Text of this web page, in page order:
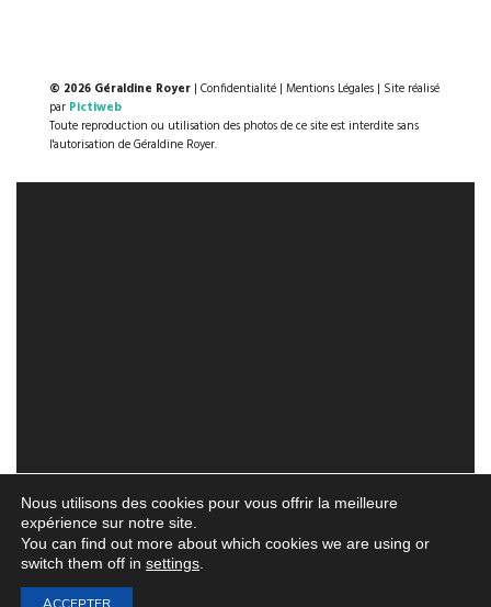
© 2026 Géraldine Royer | Confidentialité | Mentions Légales | Site réalisé
par Pictiweb
Toute reproduction ou utilisation des photos de ce site est interdite sans
l'autorisation de Géraldine Royer.
Nous utilisons des cookies pour vous offrir la meilleure
expérience sur notre site.
You can find out more about which cookies we are using or
switch them off in settings